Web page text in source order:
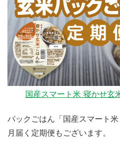
国産スマート米 寝かせ玄
パックごはん「国産スマート
月届く定期便もございます。